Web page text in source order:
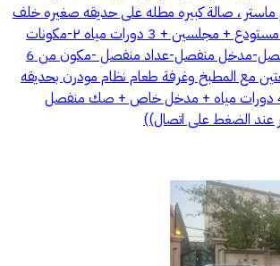
، صالة كبيره مطله على حديقه صغيره خلف
المنزل ، مطبخ كبير ب مستودع + مجلسين + 3 دورات مياه ٢-مكونات
الدور الاول : صك منفصل-مدخل منفصل-عداد منفصل -مكون من 6
مع المطبخ وغرفة طعام نظام مودرن بحديقه
بوسط الدور الاول + 4 دورات مياه + مدخل خاص + صك منفصل
عند الضغط على اتصال))